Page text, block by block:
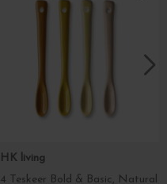
HK living
4 Teskeer Bold & Basic, Natural